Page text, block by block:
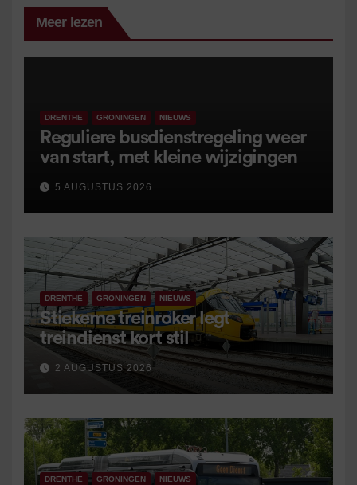
Meer lezen
DRENTHE GRONINGEN NIEUWS
Reguliere busdienstregeling weer
van start, met kleine wijzigingen
5 AUGUSTUS 2026
DRENTHE GRONINGEN NIEUWS
Stiekeme treinroker legt
treindienst kort stil
2 AUGUSTUS 2026
DRENTHE GRONINGEN NIEUWS